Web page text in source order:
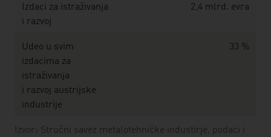
Izvor: Stručni savez metalotehničke industirje, podaci i
Izdaci za istraživanja
i razvoj
2,4 mlrd. evra
Udeo u svim
izdacima za
istraživanja
i razvoj austrijske
industrije
33 %